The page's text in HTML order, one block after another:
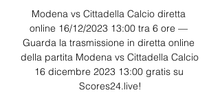
Modena vs Cittadella Calcio diretta
online 16/12/2023 13:00 tra 6 ore —
Guarda la trasmissione in diretta online
della partita Modena vs Cittadella Calcio
16 dicembre 2023 13:00 gratis su
Scores24.live!